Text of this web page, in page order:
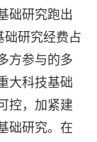
础研究跑出
础研究经费占
方参与的多
大科技基础
控，加紧建
础研究。在